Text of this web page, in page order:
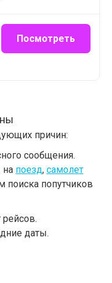
Посмотреть
причин:
сообщения.
на поезд, самолет
поиска попутчиков
даты.